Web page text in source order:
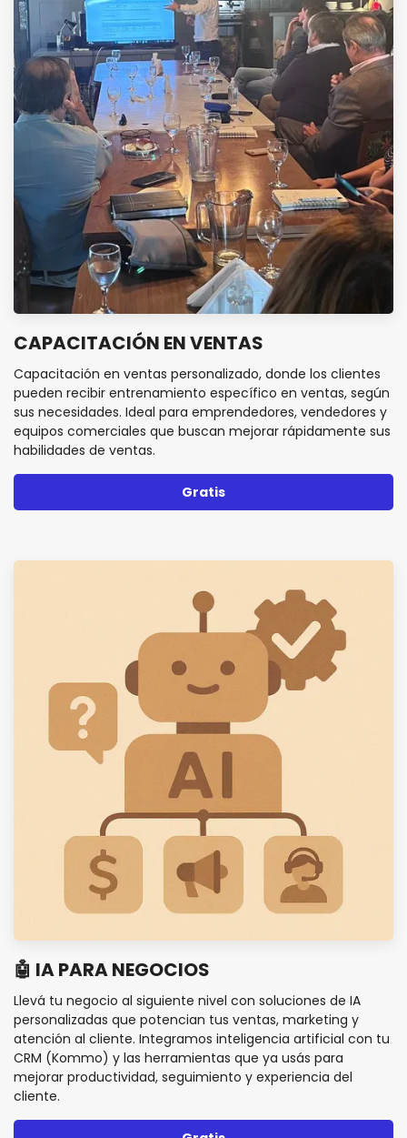
CAPACITACIÓN EN VENTAS
Capacitación en ventas personalizado, donde los clientes
pueden recibir entrenamiento específico en ventas, según
sus necesidades. Ideal para emprendedores, vendedores y
equipos comerciales que buscan mejorar rápidamente sus
habilidades de ventas.
Gratis
🤖 IA PARA NEGOCIOS
Llevá tu negocio al siguiente nivel con soluciones de IA
personalizadas que potencian tus ventas, marketing y
atención al cliente. Integramos inteligencia artificial con tu
CRM (Kommo) y las herramientas que ya usás para
mejorar productividad, seguimiento y experiencia del
cliente.